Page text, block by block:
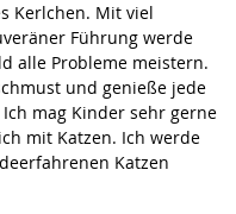
Kerlchen. Mit viel
Führung werde
alle Probleme meistern.
und genieße jede
mag Kinder sehr gerne
mit Katzen. Ich werde
Katzen